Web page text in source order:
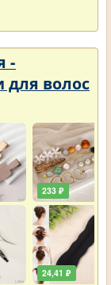
-
волос
233 ₽
24,41 ₽